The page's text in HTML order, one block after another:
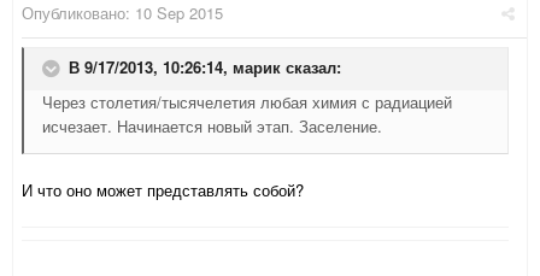
Опубликовано: 10 Sep 2015
В 9/17/2013, 10:26:14, марик сказал:
Через столетия/тысячелетия любая химия с радиацией
исчезает. Начинается новый этап. Заселение.
И что оно может представлять собой?